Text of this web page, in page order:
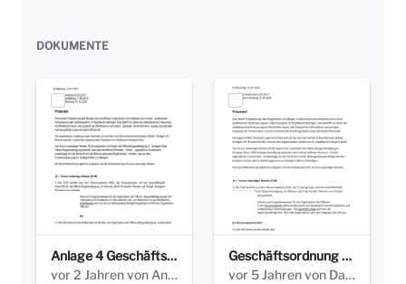
DOKUMENTE
Anlage 4 Geschäftsordnung Stand 2022_10_27.pdf
vor 2 Jahren von Anni Schlumberger
Geschäftsordnung Stand 11.6.2018.pdf
vor 5 Jahren von Daniela Bilic